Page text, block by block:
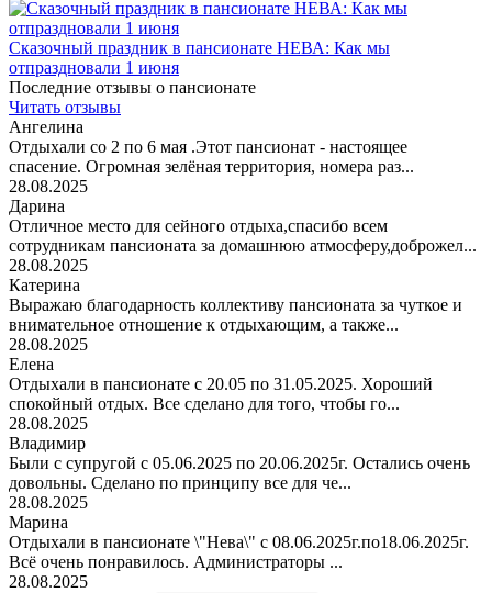
Сказочный праздник в пансионате НЕВА: Как мы
отпраздновали 1 июня
Последние отзывы о пансионате
Читать отзывы
Ангелина
Отдыхали со 2 по 6 мая .Этот пансионат - настоящее
спасение. Огромная зелёная территория, номера раз...
28.08.2025
Дарина
Отличное место для сейного отдыха,спасибо всем
сотрудникам пансионата за домашнюю атмосферу,доброжел...
28.08.2025
Катерина
Выражаю благодарность коллективу пансионата за чуткое и
внимательное отношение к отдыхающим, а также...
28.08.2025
Елена
Отдыхали в пансионате с 20.05 по 31.05.2025. Хороший
спокойный отдых. Все сделано для того, чтобы го...
28.08.2025
Владимир
Были с супругой с 05.06.2025 по 20.06.2025г. Остались очень
довольны. Сделано по принципу все для че...
28.08.2025
Марина
Отдыхали в пансионате \"Нева\" с 08.06.2025г.по18.06.2025г.
Всё очень понравилось. Администраторы ...
28.08.2025